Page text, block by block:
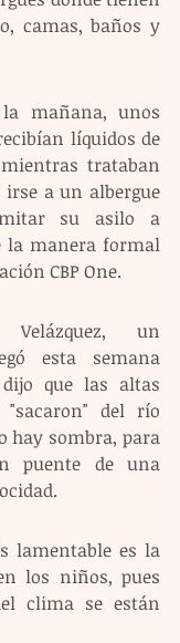
camas, baños y
mañana, unos
líquidos de
trataban
irse a un albergue
su asilo a
la manera formal
CBP One.
Velázquez, un
esta semana
dijo que las altas
del río
hay sombra, para
puente de una
lamentable es la
los niños, pues
clima se están